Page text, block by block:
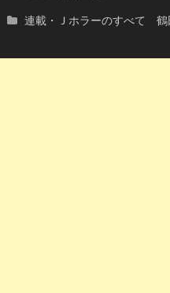
連載・Ｊホラーのすべて 鶴